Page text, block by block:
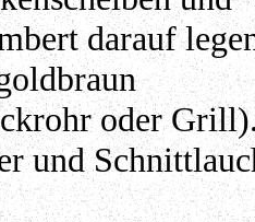
darauf
oder
und